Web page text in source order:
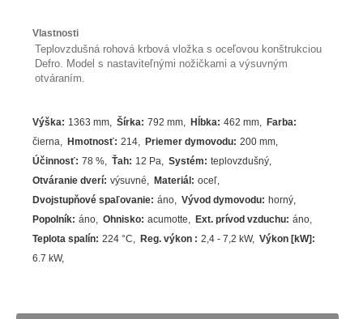
Vlastnosti
Teplovzdušná rohová krbová vložka s oceľovou konštrukciou
Defro. Model s nastaviteľnými nožičkami a výsuvným
otváraním.
Výška: 1363 mm Šírka: 792 mm Hĺbka: 462 mm Farba:
čierna
Hmotnosť: 214 Priemer dymovodu: 200 mm
Účinnosť: 78% Ťah: 12 Pa Systém: teplovzdušný
Otváranie dverí: výsuvné Materiál : oceľ
Dvojstupňové spaľovanie: áno Vývod dymovodu: horný
Popolník: áno Ohnisko: acumotte Ext. prívod vzduchu: áno
Teplota spalín: 224°C Reg. výkon : 2,4 - 7,2 kW Výkon [kW] :
6.7 kW